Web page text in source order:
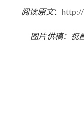
阅读原文： http://
图片供稿：祝